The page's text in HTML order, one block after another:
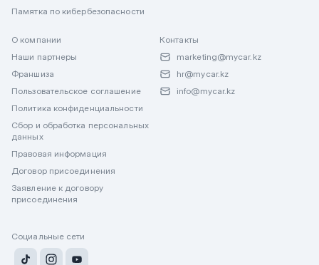
Памятка по кибербезопасности
О компании
Наши партнеры
Франшиза
Пользовательское соглашение
Политика конфиденциальности
Сбор и обработка персональных
данных
Правовая информация
Договор присоединения
Заявление к договору
присоединения
Контакты
marketing@mycar.kz
hr@mycar.kz
info@mycar.kz
Социальные сети